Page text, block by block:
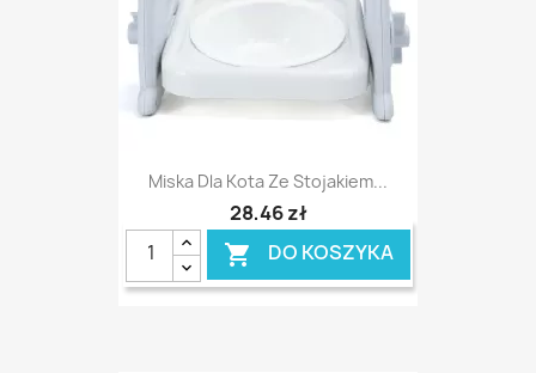
Miska Dla Kota Ze Stojakiem...
28,46 zł
 DO KOSZYKA